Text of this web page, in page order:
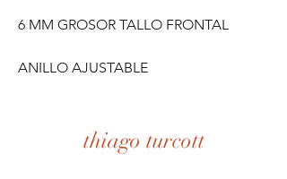
6 MM GROSOR TALLO FRONTAL
ANILLO AJUSTABLE
thiago turcott